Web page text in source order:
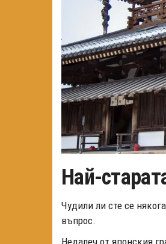
Най-
Чудили ли сте се
въпрос.
Недалеч от японския